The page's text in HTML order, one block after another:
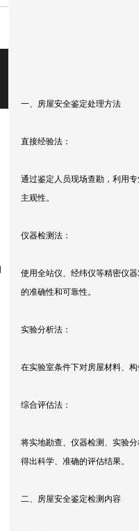
一、房屋安全鉴定处理方法
直接经验法：
通过鉴定人员现场查勘，利用
主观性。
仪器检测法：
使用全站仪、经纬仪等精密仪
的准确性和可靠性。
实验分析法：
在实验室条件下对房屋材料、
综合评估法：
将实地勘查、仪器检测、实验
得出科学、准确的评估结果。
二、房屋安全鉴定检测内容